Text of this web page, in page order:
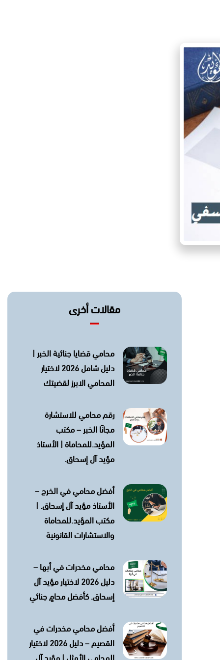
مقالات أخرى
محامي قضايا جنائية الخبر |
دليل شامل 2026 لاختيار
المحامي الابرز لقضيتك
رقم محامي للاستشارة
مجانًا الخبر – مكتب
المؤيد.للمحاماة | الأستاذ
مؤيد آل إسحاق.
أفضل محامي في الخرج –
الأستاذ مؤيد آل إسحاق. |
مكتب المؤيد.للمحاماة
والاستشارات القانونية
محامي مخدرات في أبها –
دليل 2026 لاختيار مؤيد آل
إسحاق. كأفضل محامٍ جنائي
أفضل محامي مخدرات في
القصيم – دليل 2026 لاختيار